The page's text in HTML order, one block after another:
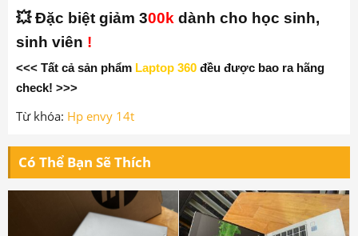
💥 Đặc biệt giảm 300k dành cho học sinh,
sinh viên !
<<< Tất cả sản phẩm Laptop 360 đều được bao ra hãng
check! >>>
Từ khóa: Hp envy 14t
Có Thể Bạn Sẽ Thích